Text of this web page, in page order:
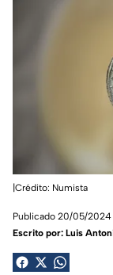
|Crédito: Numista
Publicado 20/05/2024
Escrito por: Luis